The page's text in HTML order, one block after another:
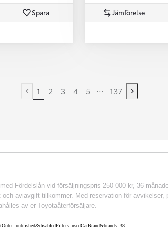
Spara Jämförelse
Previous page
1 2 3 4 5 ... 137
Next page
Fördelslån vid försäljningspris 250 000 kr, 36
aviavgift tillkommer. Med reservation för
av er Toyotaåterförsäljare.